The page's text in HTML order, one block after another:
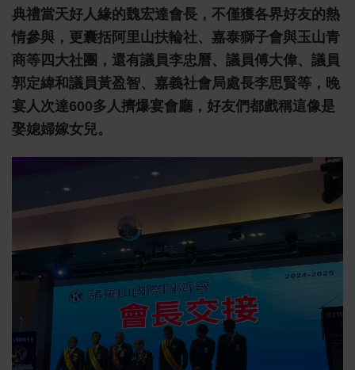
典禮當天好人緣的魏宏達會長，不僅獲各界好友的熱
情參與，更囊括阿里山扶輪社、嘉泰獅子會與玉山青
商等四大社團，還有議員李忠曆、議員傅大偉、議員
郭定緯和議員黃盈智、嘉義社會局處長李思賢等，晚
宴人次達600多人擠爆宴會廳，好友們都戲稱這像是
娶媳婦嫁女兒。